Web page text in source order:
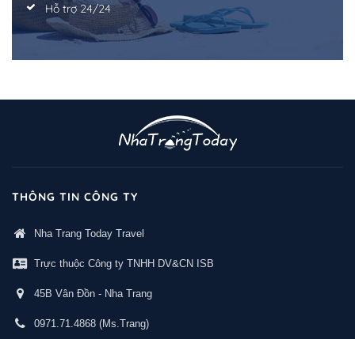
Hỗ trợ 24/24
THÔNG TIN CÔNG TY
Nha Trang Today Travel
Trực thuộc Công ty TNHH DV&CN ISB
45B Vân Đồn - Nha Trang
0971.71.4868 (Ms.Trang)